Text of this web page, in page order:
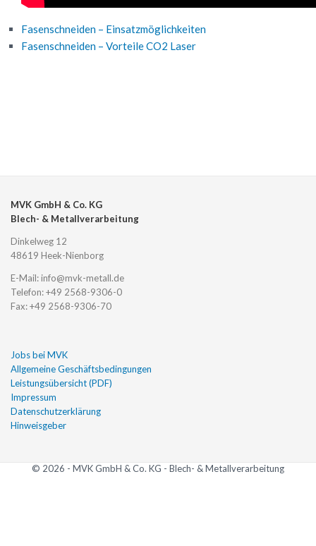
Fasenschneiden – Einsatzmöglichkeiten
Fasenschneiden – Vorteile CO2 Laser
MVK GmbH & Co. KG
Blech- & Metallverarbeitung
Dinkelweg 12
48619 Heek-Nienborg
E-Mail: info@mvk-metall.de
Telefon: +49 2568-9306-0
Fax: +49 2568-9306-70
Jobs bei MVK
Allgemeine Geschäftsbedingungen
Leistungsübersicht (PDF)
Impressum
Datenschutzerklärung
Hinweisgeber
© 2026 - MVK GmbH & Co. KG - Blech- & Metallverarbeitung